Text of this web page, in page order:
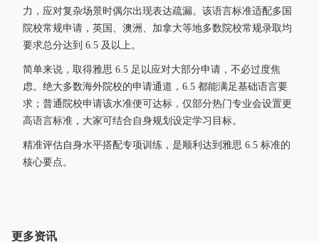
力，应对复杂场景时偶尔出现表达疏漏。该语言标准适配多国
院校常规申请，英国、澳洲、加拿大等地多数院校常规录取均
要求总分达到 6.5 及以上。
简单来说，取得雅思 6.5 足以应对大部分申请，不必过度焦
虑。绝大多数海外院校的申请通道，6.5 都能满足基础语言要
求；普通院校申请该水准便可达标，仅部分热门专业会设置更
高语言标准，大家可结合自身规划设定学习目标。
精准评估自身水平搭配专项训练，是顺利达到雅思 6.5 标准的
核心要点。
更多资讯